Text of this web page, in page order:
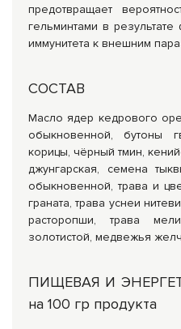
предотвращает
гельминтами в
иммунитета к внешним
СОСТАВ
Масло ядер кедрового
обыкновенной, бутоны
корицы, чёрный тмин,
джунгарская, семена
обыкновенной, трава и
граната, трава уснеи
расторопши, трава
золотистой, медвежья
ПИЩЕВАЯ И
на 100 гр продукта